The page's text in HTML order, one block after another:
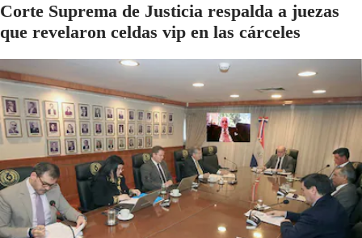
Corte Suprema de Justicia respalda a juezas
que revelaron celdas vip en las cárceles